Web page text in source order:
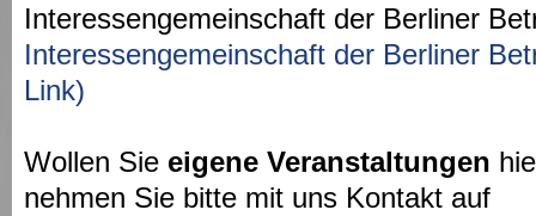
Interessengemeinschaft der Berliner
Interessengemeinschaft der Berliner
Link)
Wollen Sie eigene Veranstaltungen
nehmen Sie bitte mit uns Kontakt auf